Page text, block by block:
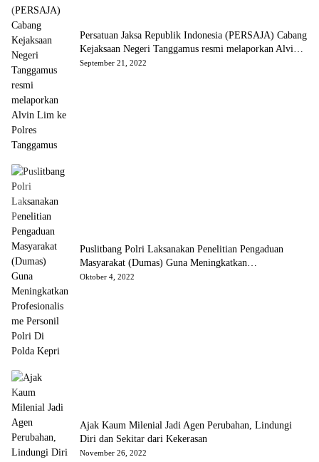
Persatuan Jaksa Republik Indonesia (PERSAJA) Cabang
Kejaksaan Negeri Tanggamus resmi melaporkan Alvin
Lim ke Polres Tanggamus
September 21, 2022
Puslitbang Polri Laksanakan Penelitian Pengaduan
Masyarakat (Dumas) Guna Meningkatkan
Profesionalisme Personil Polri Di Polda Kepri
Oktober 4, 2022
Ajak Kaum Milenial Jadi Agen Perubahan, Lindungi
Diri dan Sekitar dari Kekerasan
November 26, 2022